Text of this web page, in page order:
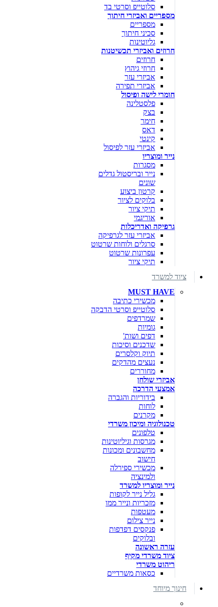
סלוטייפ וסרטי בד
מספריים ואביזרי חיתוך
מספריים
סכיני חיתוך
גליוטינות
חרוזים ואביזרי תכשיטנות
חרוזים
חרוזי גיהוץ
אביזרי עזר
אביזרי תפירה
חומרי לישה ופיסול
פלסטלינה
בצק
חימר
דאס
קינטי
אביזרי עזר לפיסול
נייר ומוצריו
מסגרות
נייר ובריסטול גדלים
שונים
קרטון ביצוע
בלוקים לציור
תיקי ציור
אוריגמי
גרפיקה ואדריכלות
אביזרי עזר לגרפיקה
סרגלים ולוחות שרטוט
עפרונות שרטוט
תיקי ציור
ציוד למשרד
MUST HAVE
מכשירי כתיבה
סלוטייפ וסרטי הדבקה
שמרדפים
גומיות
דפים ושות'
שדכנים וסיכות
תיוק וקלסרים
נעצים מהדקים
מחוררים
אביזרי שולחן
אמצעי הדרכה
בידוריות והגברה
לוחות
מקרנים
טכנולוגיה ומיכון משרדי
טלפונים
מגרסות וגיליוטינות
מחשבונים ומכונות
חישוב
מכשירי ספירלה
ולמינציה
נייר ומוצריו למשרד
גליל נייר לקופות
מזכריות ונייר ממו
מעטפות
נייר צילום
פנקסים דפדפות
ובלוקים
עזרה ראשונה
ציוד משרדי מקיף
ריהוט משרדי
כסאות משרדיים
חינוך מיוחד